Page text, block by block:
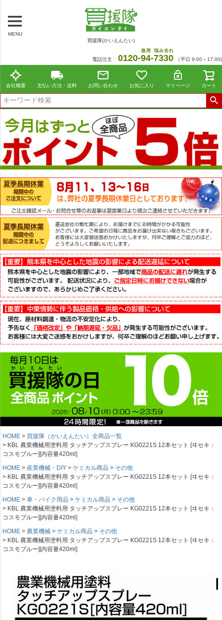
MENU
買援隊(かいえんたい)
電話注文 0120-94
急用
-7330
悩み去れ
（平日 9:00～17:00)
会社概要 支払い方法・送料 お問い合わせ お気に入り マイページ カート
HOME
買援隊（かいえんたい）全商品一覧
KBL 農業機械用塗料用 タッチアップスプレー KG0221S 12本セット [ヰセキ：
コスモブルー][内容量420ml]
HOME
産業機械・DIY ケミカル商品
その他
KBL 農業機械用塗料用 タッチアップスプレー KG0221S 12本セット [ヰセキ：
コスモブルー][内容量420ml]
HOME
車・バイク用品 ケミカル商品
その他
KBL 農業機械用塗料用 タッチアップスプレー KG0221S 12本セット [ヰセキ：
コスモブルー][内容量420ml]
HOME
農業機械 ケミカル商品
その他
KBL 農業機械用塗料用 タッチアップスプレー KG0221S 12本セット [ヰセキ：
コスモブルー][内容量420ml]